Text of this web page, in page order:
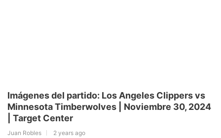
Imágenes del partido: Los Angeles Clippers vs
Minnesota Timberwolves | Noviembre 30, 2024
| Target Center
Juan Robles 2 years ago